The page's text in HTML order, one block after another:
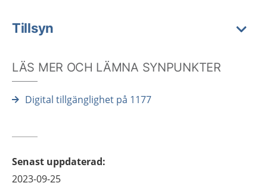
Tillsyn
LÄS MER OCH LÄMNA SYNPUNKTER
Digital tillgänglighet på 1177
Senast uppdaterad:
2023-09-25